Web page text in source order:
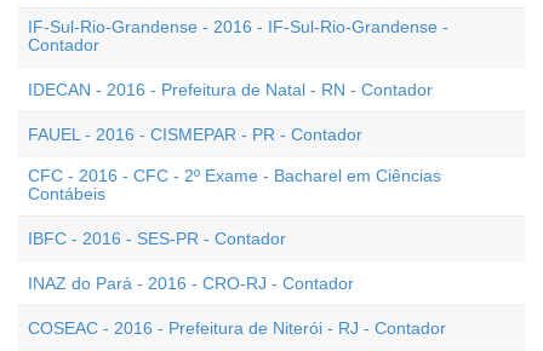
IF-Sul-Rio-Grandense - 2016 - IF-Sul-Rio-Grandense -
Contador
IDECAN - 2016 - Prefeitura de Natal - RN - Contador
FAUEL - 2016 - CISMEPAR - PR - Contador
CFC - 2016 - CFC - 2º Exame - Bacharel em Ciências
Contábeis
IBFC - 2016 - SES-PR - Contador
INAZ do Pará - 2016 - CRO-RJ - Contador
COSEAC - 2016 - Prefeitura de Niterói - RJ - Contador